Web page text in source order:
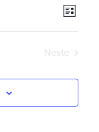
Velg
Views
Liste
Neste